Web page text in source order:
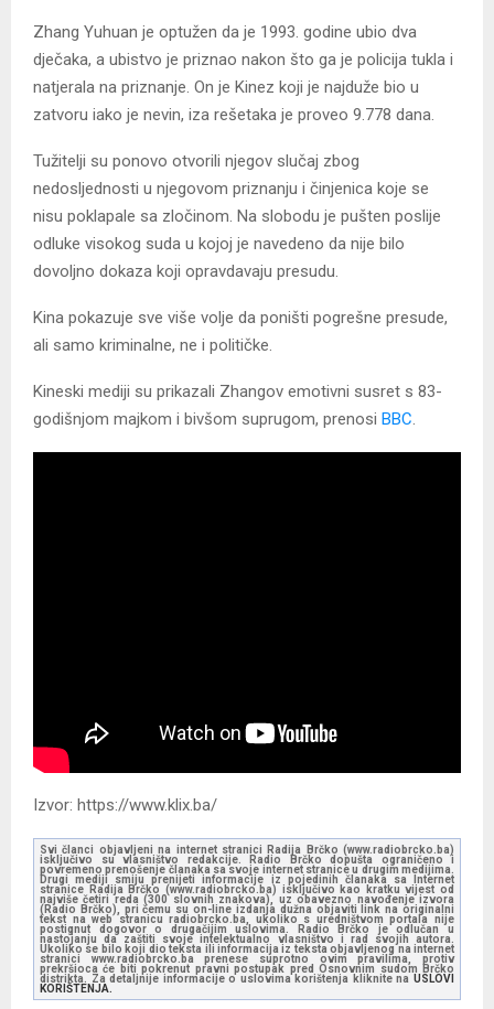
Zhang Yuhuan je optužen da je 1993. godine ubio dva
dječaka, a ubistvo je priznao nakon što ga je policija tukla i
natjerala na priznanje. On je Kinez koji je najduže bio u
zatvoru iako je nevin, iza rešetaka je proveo 9.778 dana.
Tužitelji su ponovo otvorili njegov slučaj zbog
nedosljednosti u njegovom priznanju i činjenica koje se
nisu poklapale sa zločinom. Na slobodu je pušten poslije
odluke visokog suda u kojoj je navedeno da nije bilo
dovoljno dokaza koji opravdavaju presudu.
Kina pokazuje sve više volje da poništi pogrešne presude,
ali samo kriminalne, ne i političke.
Kineski mediji su prikazali Zhangov emotivni susret s 83-
godišnjom majkom i bivšom suprugom, prenosi BBC.
Izvor: https://www.klix.ba/
Svi članci objavljeni na internet stranici Radija Brčko (www.radiobrcko.ba)
isključivo su vlasništvo redakcije. Radio Brčko dopušta ograničeno i
povremeno prenošenje članaka sa svoje internet stranice u drugim medijima.
Drugi mediji smiju prenijeti informacije iz pojedinih članaka sa Internet
stranice Radija Brčko (www.radiobrcko.ba) isključivo kao kratku vijest od
najviše četiri reda (300 slovnih znakova), uz obavezno navođenje izvora
(Radio Brčko), pri čemu su on-line izdanja dužna objaviti link na originalni
tekst na web stranicu radiobrcko.ba, ukoliko s uredništvom portala nije
postignut dogovor o drugačijim uslovima. Radio Brčko je odlučan u
nastojanju da zaštiti svoje intelektualno vlasništvo i rad svojih autora.
Ukoliko se bilo koji dio teksta ili informacija iz teksta objavljenog na internet
stranici www.radiobrcko.ba prenese suprotno ovim pravilima, protiv
prekršioca će biti pokrenut pravni postupak pred Osnovnim sudom Brčko
distrikta. Za detaljnije informacije o uslovima korištenja kliknite na USLOVI
KORIŠTENJA.